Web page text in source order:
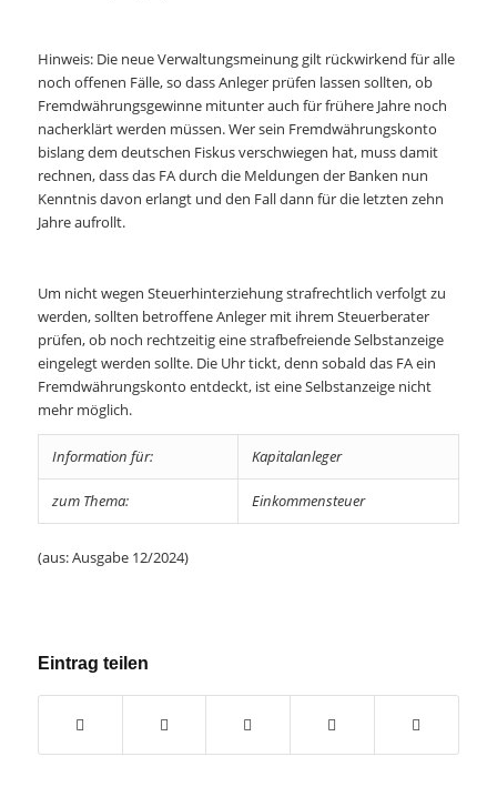
Hinweis: Die neue Verwaltungsmeinung gilt rückwirkend für alle
noch offenen Fälle, so dass Anleger prüfen lassen sollten, ob
Fremdwährungsgewinne mitunter auch für frühere Jahre noch
nacherklärt werden müssen. Wer sein Fremdwährungskonto
bislang dem deutschen Fiskus verschwiegen hat, muss damit
rechnen, dass das FA durch die Meldungen der Banken nun
Kenntnis davon erlangt und den Fall dann für die letzten zehn
Jahre aufrollt.
Um nicht wegen Steuerhinterziehung strafrechtlich verfolgt zu
werden, sollten betroffene Anleger mit ihrem Steuerberater
prüfen, ob noch rechtzeitig eine strafbefreiende Selbstanzeige
eingelegt werden sollte. Die Uhr tickt, denn sobald das FA ein
Fremdwährungskonto entdeckt, ist eine Selbstanzeige nicht
mehr möglich.
Information für: Kapitalanleger
zum Thema: Einkommensteuer
(aus: Ausgabe 12/2024)
Eintrag teilen